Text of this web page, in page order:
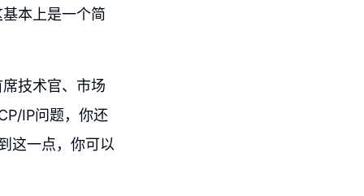
本上是一个简
技术官、市场
IP问题，你还
这一点，你可以